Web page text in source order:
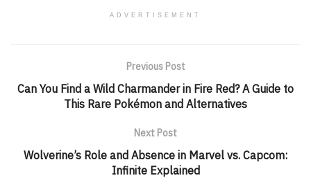
ADVERTISEMENT
Previous Post
Can You Find a Wild Charmander in Fire Red? A Guide to
This Rare Pokémon and Alternatives
Next Post
Wolverine’s Role and Absence in Marvel vs. Capcom:
Infinite Explained